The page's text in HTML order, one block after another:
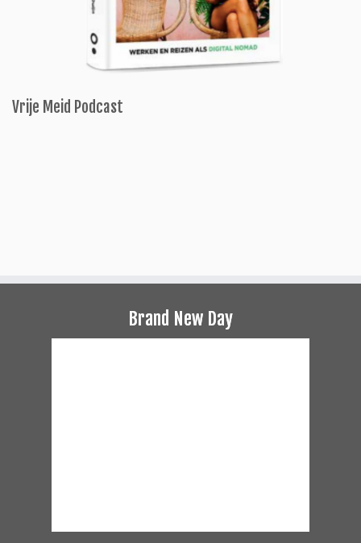
Vrije Meid Podcast
Brand New Day